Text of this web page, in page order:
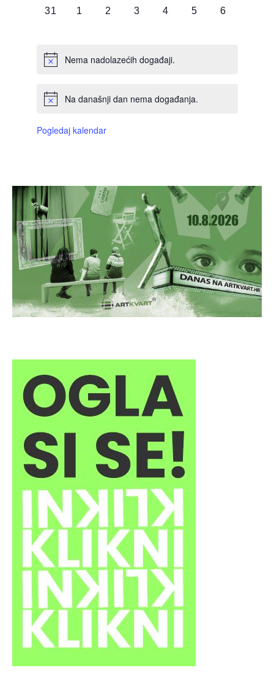
0
31
0
1
0
2
0
3
0
4
0
5
0
6
Nema nadolazećih događaji.
Na današnji dan nema događanja.
Pogledaj kalendar